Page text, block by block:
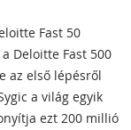
Fast 50
Deloitte Fast 500
az első lépésről
a világ egyik
ezt 200 millió